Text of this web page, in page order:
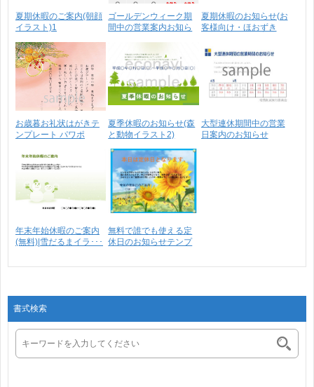
夏期休暇のご案内(朝顔
イラスト)1
ゴールデンウィーク期
間中の営業案内お知ら
夏期休暇のお知らせ(お
客様向け・ほおずき
お歳暮お礼状はがきテ
ンプレート パワポ
夏季休暇のお知らせ(森
と動物イラスト2)
大型連休期間中の営業
日案内のお知らせ
年末年始休暇のご案内
(無料)|雪だるまイラ･･･
無料で誰でも使える定
休日のお知らせテンプ
書式検索